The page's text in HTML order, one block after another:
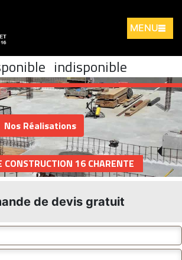
MENU
indisponible
Nos Réalisations
CONSTRUCTION 16 CHARENTE
de devis gratuit